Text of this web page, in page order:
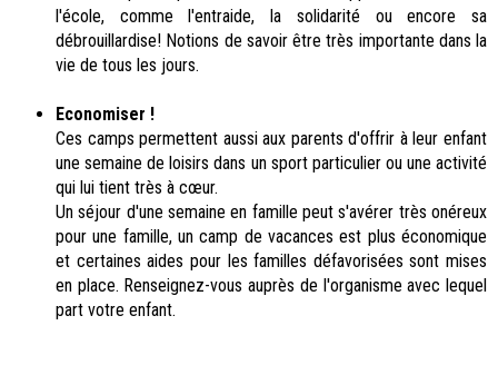
l'école, comme l'entraide, la solidarité ou encore sa
débrouillardise! Notions de savoir être très importante dans la
vie de tous les jours.
Economiser !
Ces camps permettent aussi aux parents d'offrir à leur enfant
une semaine de loisirs dans un sport particulier ou une activité
qui lui tient très à cœur.
Un séjour d'une semaine en famille peut s'avérer très onéreux
pour une famille, un camp de vacances est plus économique
et certaines aides pour les familles défavorisées sont mises
en place. Renseignez-vous auprès de l'organisme avec lequel
part votre enfant.